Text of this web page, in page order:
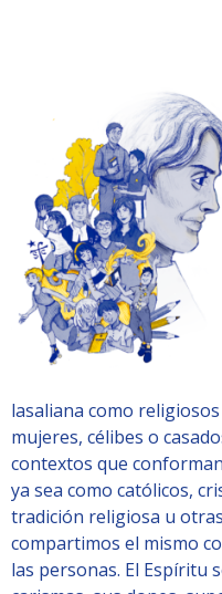
lasaliana como
mujeres, célibes o
contextos que
ya sea como católicos,
tradición religiosa u
compartimos el mismo
las personas. El Espíritu